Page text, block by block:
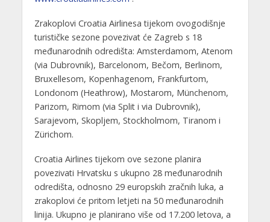
Zrakoplovi Croatia Airlinesa tijekom ovogodišnje
turističke sezone povezivat će Zagreb s 18
međunarodnih odredišta: Amsterdamom, Atenom
(via Dubrovnik), Barcelonom, Bečom, Berlinom,
Bruxellesom, Kopenhagenom, Frankfurtom,
Londonom (Heathrow), Mostarom, Münchenom,
Parizom, Rimom (via Split i via Dubrovnik),
Sarajevom, Skopljem, Stockholmom, Tiranom i
Zürichom.
Croatia Airlines tijekom ove sezone planira
povezivati Hrvatsku s ukupno 28 međunarodnih
odredišta, odnosno 29 europskih zračnih luka, a
zrakoplovi će pritom letjeti na 50 međunarodnih
linija. Ukupno je planirano više od 17.200 letova, a